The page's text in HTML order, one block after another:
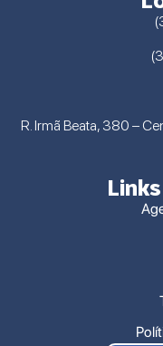
R. Irmã Beata, 380 –